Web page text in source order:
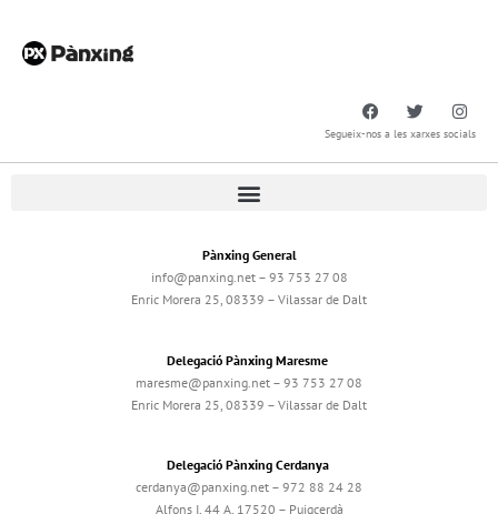
Segueix-nos a les xarxes socials
Pànxing General
info@panxing.net – 93 753 27 08
Enric Morera 25, 08339 – Vilassar de Dalt
Delegació Pànxing Maresme
maresme@panxing.net – 93 753 27 08
Enric Morera 25, 08339 – Vilassar de Dalt
Delegació Pànxing Cerdanya
cerdanya@panxing.net – 972 88 24 28
Alfons I, 44 A, 17520 – Puigcerdà